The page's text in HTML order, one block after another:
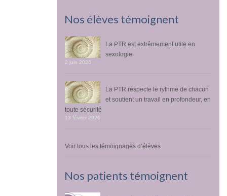
Nos élèves témoignent
La PTR est extrêmement utile en
sexologie
2 juin 2026
La PTR respecte le rythme de chacun
et soutient un travail en profondeur, en
toute sécurité
13 février 2026
Voir tous les témoignages d’élèves
Nos patients témoignent